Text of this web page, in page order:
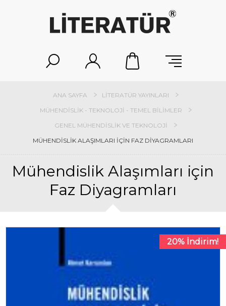
ANA SAYFA
LITERATÜR YAYINLARI
MÜHENDISLIK - TEKNOLOJI - TEMEL BILIMLER
GENEL MÜHENDISLIK VE TEKNOLOJI
MÜHENDISLIK ALAŞIMLARI IÇIN FAZ DIYAGRAMLARI
Mühendislik Alaşımları için
Faz Diyagramları
20% İndirim!